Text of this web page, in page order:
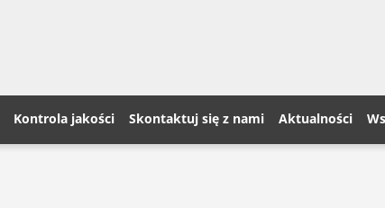
Kontrola jakości Skontaktuj się z nami Aktualności